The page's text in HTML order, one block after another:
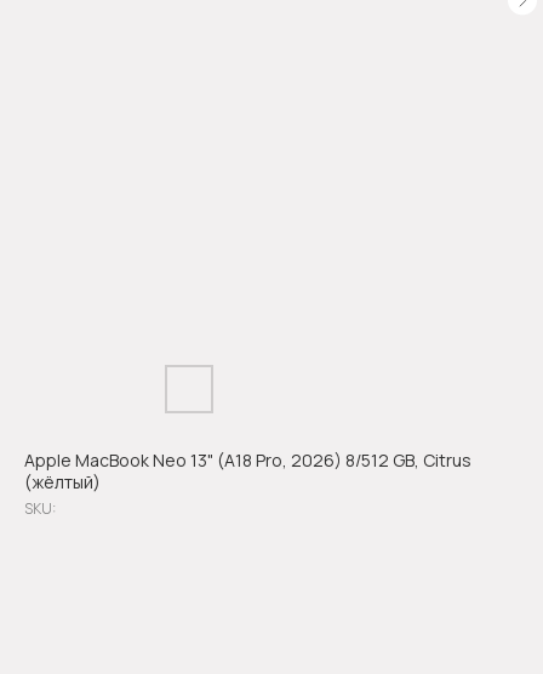
Apple MacBook Neo 13" (A18 Pro, 2026) 8/512 GB, Citrus
(жёлтый)
SKU: